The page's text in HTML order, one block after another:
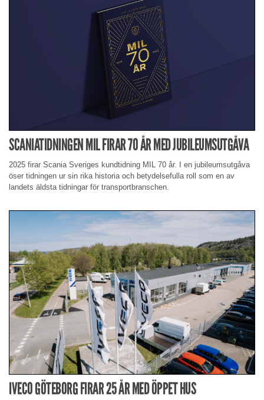
SCANIATIDNINGEN MIL FIRAR 70 ÅR MED JUBILEUMSUTGÅVA
2025 firar Scania Sveriges kundtidning MIL 70 år. I en jubileumsutgåva
öser tidningen ur sin rika historia och betydelsefulla roll som en av
landets äldsta tidningar för transportbranschen.
IVECO GÖTEBORG FIRAR 25 ÅR MED ÖPPET HUS